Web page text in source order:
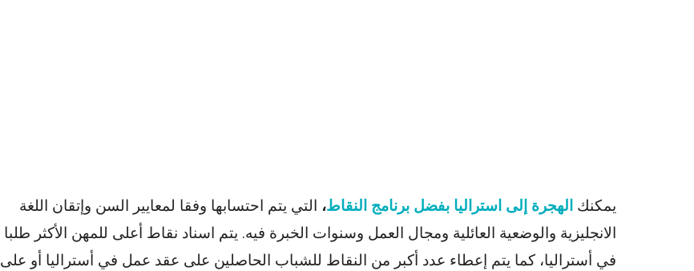
يمكنك الهجرة إلى استراليا بفضل برنامج النقاط، التي يتم احتسابها وفقا لمعايير السن وإتقان اللغة
الانجليزية والوضعية العائلية ومجال العمل وسنوات الخبرة فيه. يتم اسناد نقاط أعلى للمهن الأكثر طلبا
في أستراليا، كما يتم إعطاء عدد أكبر من النقاط للشباب الحاصلين على عقد عمل في أستراليا أو على